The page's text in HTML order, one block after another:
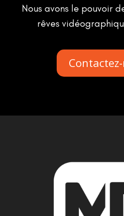
Nous avons le pouvoir
rêves